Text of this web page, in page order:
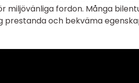
fordon. Många
och bekväma